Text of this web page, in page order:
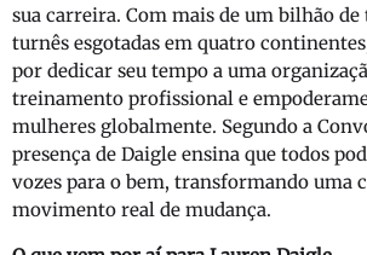
sua carreira. Com mais de um bilhão de
turnês esgotadas em quatro
por dedicar seu tempo a uma
treinamento profissional e
mulheres globalmente. Segundo a
presença de Daigle ensina que todos
vozes para o bem, transformando uma
movimento real de mudança.